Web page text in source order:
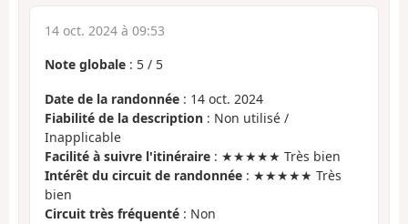
14 oct. 2024 à 09:53
Note globale : 5 / 5
Date de la randonnée : 14 oct. 2024
Fiabilité de la description : Non utilisé /
Inapplicable
Facilité à suivre l'itinéraire : ★★★★★ Très bien
Intérêt du circuit de randonnée : ★★★★★ Très
bien
Circuit très fréquenté : Non